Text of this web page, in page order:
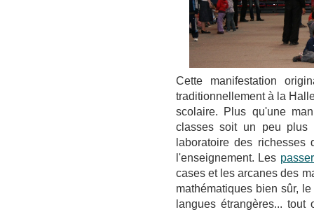
Cette manifestation
traditionnellement à la
scolaire. Plus qu'une
classes soit un peu plus
laboratoire des
l'enseignement. Les
cases et les arcanes des
mathématiques bien sûr,
langues étrangères...